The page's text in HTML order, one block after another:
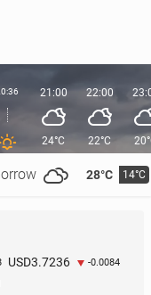
28°C 14°C
21:00
24°C
22:00
22°C
USD3.7236 -0.0084